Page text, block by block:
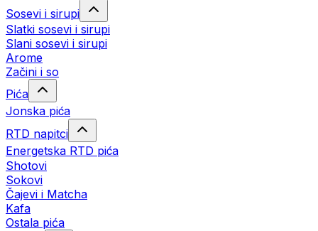
Sosevi i sirupi
Slatki sosevi i sirupi
Slani sosevi i sirupi
Arome
Začini i so
Pića
Jonska pića
RTD napitci
Energetska RTD pića
Shotovi
Sokovi
Čajevi i Matcha
Kafa
Ostala pića